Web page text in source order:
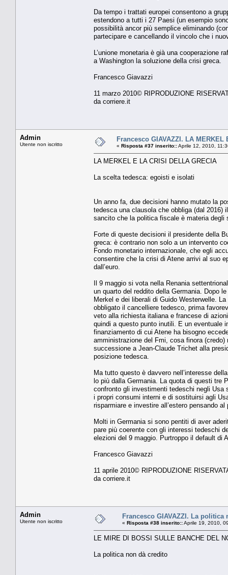
Da tempo i trattati europei consentono a
estendono a tutti i 27 Paesi (un esempio
possibilità ancor più semplice eliminando
partecipare e cancellando il vincolo che i
L’unione monetaria è già una cooperazione
a Washington la soluzione della crisi greca.
Francesco Giavazzi
11 marzo 2010© RIPRODUZIONE
da corriere.it
Admin
Utente non iscritto
Francesco GIAVAZZI. LA MERKEL
« Risposta #37 inserito::Aprile 12, 2010,
LA MERKEL E LA CRISI DELLA GRECIA
La scelta tedesca: egoisti e isolati
Un anno fa, due decisioni hanno mutato la
tedesca una clausola che obbliga (dal 2016)
sancito che la politica fiscale è materia degli
Forte di queste decisioni il presidente della
greca: è contrario non solo a un intervento
Fondo monetario internazionale, che egli
consentire che la crisi di Atene arrivi al suo
dall’euro.
Il 9 maggio si vota nella Renania
un quarto del reddito della Germania. Dopo
Merkel e dei liberali di Guido Westerwelle.
obbligato il cancelliere tedesco, prima
veto alla richiesta italiana e francese di
quindi a questo punto inutili. E un eventuale
finanziamento di cui Atene ha bisogno
amministrazione del Fmi, cosa finora
successione a Jean-Claude Trichet alla
posizione tedesca.
Ma tutto questo è davvero nell’interesse
lo più dalla Germania. La quota di questi tre
confronto gli investimenti tedeschi negli Usa
i propri consumi interni e di sostituirsi agli
risparmiare e investire all’estero pensando
Molti in Germania si sono pentiti di aver
pare più coerente con gli interessi tedeschi
elezioni del 9 maggio. Purtroppo il default di
Francesco Giavazzi
11 aprile 2010© RIPRODUZIONE
da corriere.it
Admin
Utente non iscritto
Francesco GIAVAZZI. La politica
« Risposta #38 inserito::Aprile 19, 2010,
LE MIRE DI BOSSI SULLE BANCHE DEL
La politica non dà credito